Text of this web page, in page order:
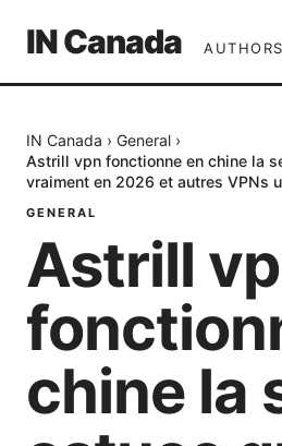
IN Canada AUTHORS
IN Canada › General ›
Astrill vpn fonctionne en chine la
vraiment en 2026 et autres VPNs
GENERAL
Astrill
chine la